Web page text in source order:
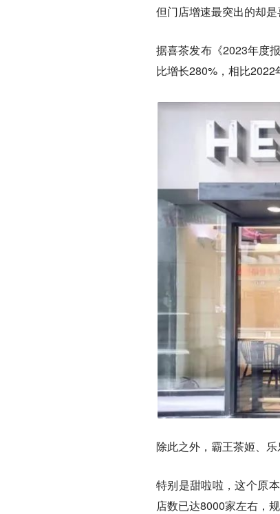
但门店增速最突出的却是
据喜茶发布《2023年度
比增长280%，相比2022
除此之外，霸王茶姬、
特别是甜啦啦，这个原
店数已达8000家左右，